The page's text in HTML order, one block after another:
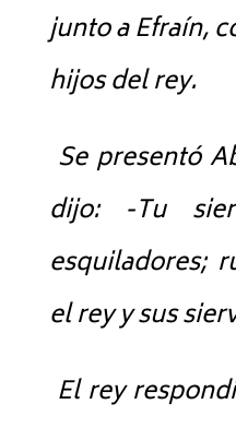
junto a Efraín,
hijos del rey.
Se presentó
dijo: -Tu
esquiladores;
el rey y sus
El rey